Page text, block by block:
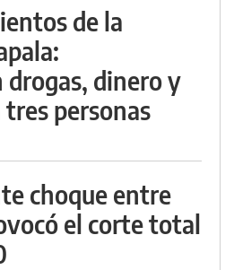
de la
drogas, dinero y
personas
choque entre
el corte total